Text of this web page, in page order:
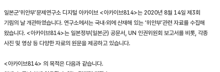
일본군‘위안부’문제연구소 디지털 아카이브 <아카이브814>는 2020년 8월 14일 제3회
기림의 날 개관하였습니다. 연구소에서는 국내·외에 산재해 있는 ‘위안부’관련 자료를 수집해
왔습니다. <아카이브814>는 일본정부(일본군) 공문서, UN 인권위원회 보고서를 비롯, 각종
사진 및 영상 등 다양한 자료의 원문을 제공하고 있습니다.
<아카이브814> 의 목적은 다음과 같습니다.